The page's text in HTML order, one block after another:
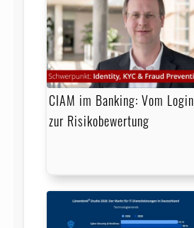
CIAM im Banking: Vom Login
zur Risikobewertung